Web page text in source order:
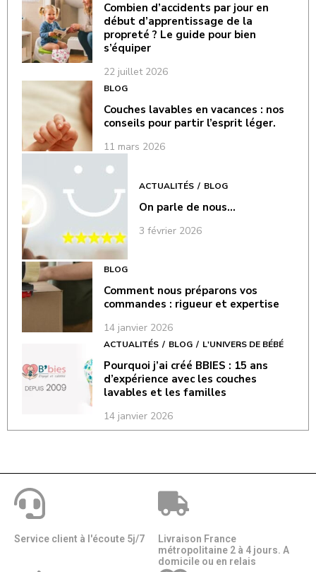
Combien d’accidents par jour en
début d’apprentissage de la
propreté ? Le guide pour bien
s’équiper
22 juillet 2026
BLOG
Couches lavables en vacances : nos
conseils pour partir l’esprit léger.
11 mars 2026
ACTUALITÉS BLOG
On parle de nous…
3 février 2026
BLOG
Comment nous préparons vos
commandes : rigueur et expertise
14 janvier 2026
ACTUALITÉS BLOG L'UNIVERS DE BÉBÉ
Pourquoi j’ai créé BBIES : 15 ans
d’expérience avec les couches
lavables et les familles
14 janvier 2026
Service client à l'écoute 5j/7
Livraison France
métropolitaine 2 à 4 jours. A
domicile ou en relais​​